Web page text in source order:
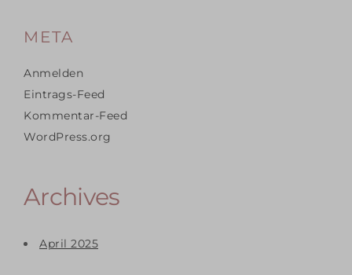
META
Anmelden
Eintrags-Feed
Kommentar-Feed
WordPress.org
Archives
April 2025